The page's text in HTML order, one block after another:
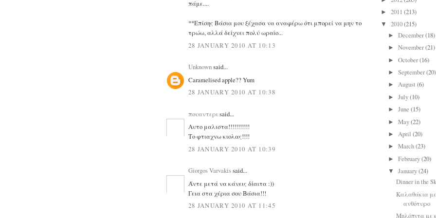
πάμε....
**Επίσης Βάσια μου ξέχασα να αναφέρω ότι μπορεί να μην το
τρώω, αλλά δείχνει πολύ ωραίο...
28 JANUARY 2010 AT 10:13
Unknownsaid...
Caramelised apple?? Yum
28 JANUARY 2010 AT 10:38
πουαντεριsaid...
Αυτο μαλιστα!!!!!!!!!!!
Το φτιαχνω κιολας!!!!
28 JANUARY 2010 AT 10:39
Giorgos Varvakissaid...
Άντε μετά να κάνεις δίαιτα :))
Γεια στα χέρια σου Βάσια!!!
28 JANUARY 2010 AT 11:45
► 2011 (213)
▼ 2010(215)
►December(18)
►November(21)
►October(16)
►September(20)
►August(6)
►July(10)
►June(15)
►May(22)
► April(20)
►March(23)
►February(20)
▼January(24)
Dinner in the
Καλαθάκια
ανθότυρο
Μηλόπιτα με